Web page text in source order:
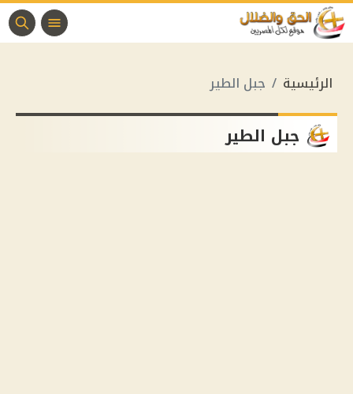
الرئيسية جبل الطير
جبل الطير